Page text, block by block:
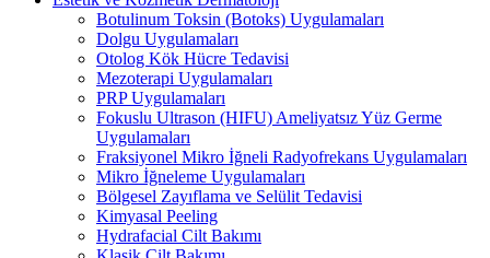
Botulinum Toksin (Botoks) Uygulamaları
Dolgu Uygulamaları
Otolog Kök Hücre Tedavisi
Mezoterapi Uygulamaları
PRP Uygulamaları
Fokuslu Ultrason (HIFU) Ameliyatsız Yüz Germe
Uygulamaları
Fraksiyonel Mikro İğneli Radyofrekans Uygulamaları
Mikro İğneleme Uygulamaları
Bölgesel Zayıflama ve Selülit Tedavisi
Kimyasal Peeling
Hydrafacial Cilt Bakımı